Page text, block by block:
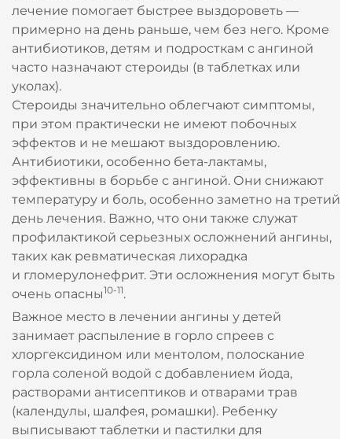
лечение помогает быстрее выздороветь —
примерно на день раньше, чем без него. Кроме
антибиотиков, детям и подросткам с ангиной
часто назначают стероиды (в таблетках или
уколах).
Стероиды значительно облегчают симптомы,
при этом практически не имеют побочных
эффектов и не мешают выздоровлению.
Антибиотики, особенно бета-лактамы,
эффективны в борьбе с ангиной. Они снижают
температуру и боль, особенно заметно на третий
день лечения. Важно, что они также служат
профилактикой серьезных осложнений ангины,
таких как ревматическая лихорадка
и гломерулонефрит. Эти осложнения могут быть
очень опасны10-11.
Важное место в лечении ангины у детей
занимает распыление в горло спреев с
хлоргексидином или ментолом, полоскание
горла соленой водой с добавлением йода,
растворами антисептиков и отварами трав
(календулы, шалфея, ромашки). Ребенку
выписывают таблетки и пастилки для